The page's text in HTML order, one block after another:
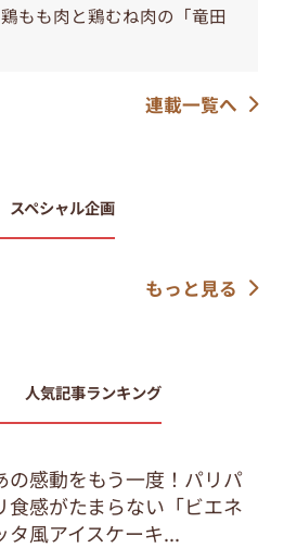
もも肉と鶏むね肉の「竜田
連載一覧へ
スペシャル企画
もっと見る
人気記事ランキング
の感動をもう一度！パリパ
食感がたまらない「ビエネ
タ風アイスケーキ...